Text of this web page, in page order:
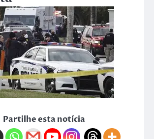
Partilhe esta notícia